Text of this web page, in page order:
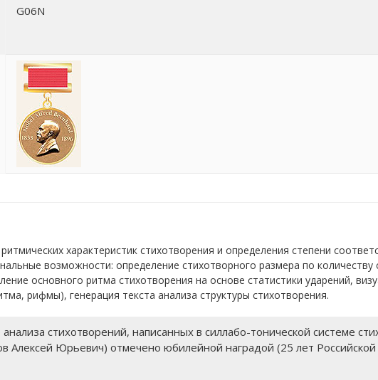
G06N
характеристик стихотворения и определения степени
возможности: определение стихотворного размера по количеству
основного ритма стихотворения на основе статистики ударений,
рифмы), генерация текста анализа структуры стихотворения.
стихотворений, написанных в силлабо-тонической системе
Алексей Юрьевич) отмечено юбилейной наградой (25 лет